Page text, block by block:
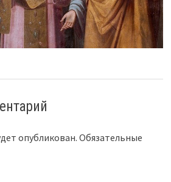
опубликован. Обязательные